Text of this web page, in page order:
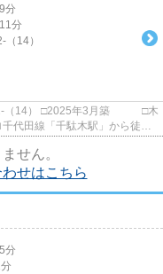
分
分
（14）
月築 □木
せん。
せはこちら
分